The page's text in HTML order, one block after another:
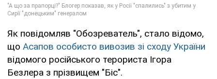
Як повідомляв "Обозреватель", стало відомо,
що Асапов особисто вивозив зі сходу України
відомого російського терориста Ігора
Безлера з прізвищем "Біс".